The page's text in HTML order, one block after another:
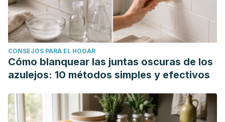
[Rev Neurol.2011]-Medes. (n.d.). Retrieved August 14,
2020, from https://medes.com/publication/68467
Hernández, Diego A., et al. "Radiocirugía cerebral
estereotáctica en el tratamiento de tumores de base de
cráneo."
MEDICINA (Buenos Aires)
Lucchesi, Maurizio, et al. "A successful case of an
anaplastic meningioma treated with chemotherapy for soft
tissue sarcomas."CNS oncology
5.3 (2016): 131-136.
CONSEJOS PARA EL HOGAR
Cómo blanquear las juntas oscuras de los
azulejos: 10 métodos simples y efectivos